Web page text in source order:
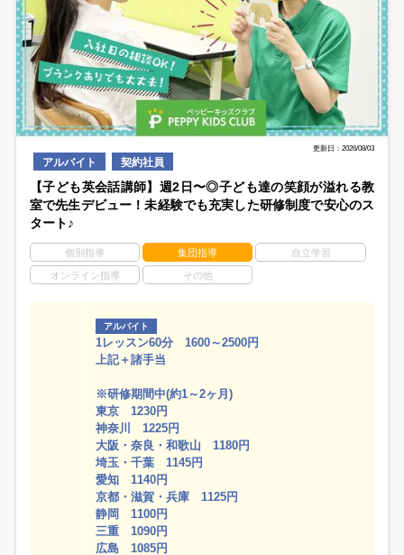
更新日：2026/08/03
アルバイト 契約社員
【子ども英会話講師】週2日〜◎子ども達の笑顔が溢れる教
室で先生デビュー！未経験でも充実した研修制度で安心のス
タート♪
個別指導 集団指導 自立学習
オンライン指導 その他
アルバイト
1レッスン60分 1600～2500円
上記＋諸手当
※研修期間中(約1～2ヶ月)
東京 1230円
神奈川 1225円
大阪・奈良・和歌山 1180円
埼玉・千葉 1145円
愛知 1140円
京都・滋賀・兵庫 1125円
静岡 1100円
三重 1090円
広島 1085円